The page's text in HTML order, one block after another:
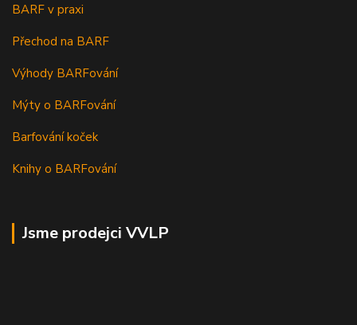
BARF v praxi
Přechod na BARF
Výhody BARFování
Mýty o BARFování
Barfování koček
Knihy o BARFování
Jsme prodejci VVLP